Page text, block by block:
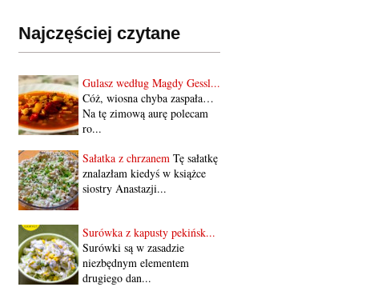
Najczęściej czytane
Gulasz według Magdy Gessl...
Cóż, wiosna chyba zaspała…
Na tę zimową aurę polecam
ro...
Sałatka z chrzanem Tę sałatkę
znalazłam kiedyś w książce
siostry Anastazji...
Surówka z kapusty pekińsk...
Surówki są w zasadzie
niezbędnym elementem
drugiego dan...